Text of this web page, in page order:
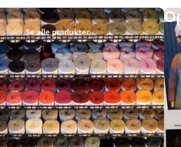
Se alle produkter